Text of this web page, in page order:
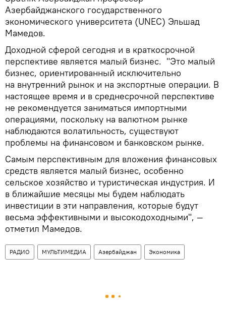
Азербайджанского государственного
экономического университета (UNEC) Эльшад
Мамедов.
Доходной сферой сегодня и в краткосрочной
перспективе является малый бизнес. "Это малый
бизнес, ориентированный исключительно
на внутренний рынок и на экспортные операции. В
настоящее время и в среднесрочной перспективе
не рекомендуется заниматься импортными
операциями, поскольку на валютном рынке
наблюдаются волатильность, существуют
проблемы на финансовом и банковском рынке.
Самым перспективным для вложения финансовых
средств является малый бизнес, особенно
сельское хозяйство и туристическая индустрия. И
в ближайшие месяцы мы будем наблюдать
инвестиции в эти направления, которые будут
весьма эффективными и высокодоходными", —
отметил Мамедов.
РАДИО МУЛЬТИМЕДИА Азербайджан Экономика